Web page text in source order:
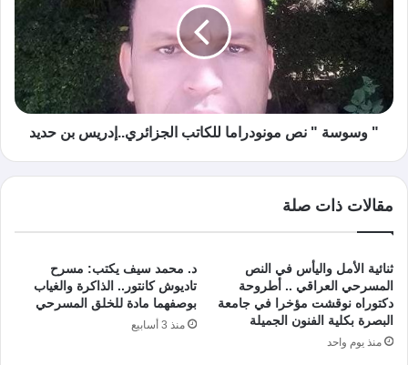
" وسوسة " نص مونودراما للكاتب الجزائري..إدريس بن حديد
مقالات ذات صلة
ثنائية الأمل واليأس في النص
المسرحي العراقي .. أطروحة
دكتوراه نوقشت مؤخرا في جامعة
البصرة بكلية الفنون الجميلة
منذ يوم واحد
د. محمد سيف يكتب: مسرح
تاديوش كانتور.. الذاكرة والغياب
بوصفهما مادة للخلق المسرحي
منذ 3 أسابيع